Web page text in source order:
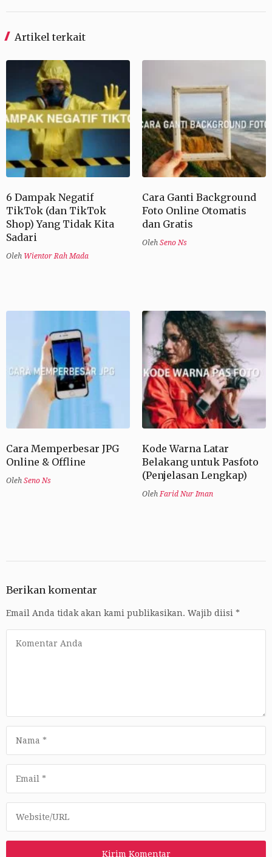
Artikel terkait
6 Dampak Negatif
TikTok (dan TikTok
Shop) Yang Tidak Kita
Sadari
Oleh Wientor Rah Mada
Cara Ganti Background
Foto Online Otomatis
dan Gratis
Oleh Seno Ns
Cara Memperbesar JPG
Online & Offline
Oleh Seno Ns
Kode Warna Latar
Belakang untuk Pasfoto
(Penjelasan Lengkap)
Oleh Farid Nur Iman
Berikan komentar
Email Anda tidak akan kami publikasikan. Wajib diisi *